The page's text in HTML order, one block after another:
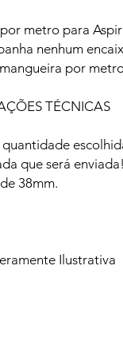
metro para
nenhum
por
TÉCNICAS
que será enviada!
38mm.
Ilustrativa